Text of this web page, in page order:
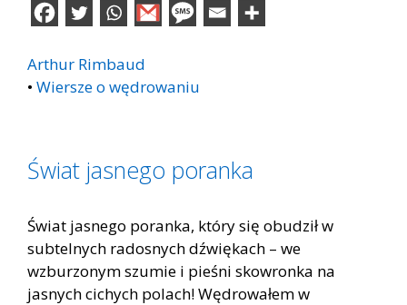
Arthur Rimbaud
• Wiersze o wędrowaniu
Świat jasnego poranka
Świat jasnego poranka, który się obudził w
subtelnych radosnych dźwiękach – we
wzburzonym szumie i pieśni skowronka na
jasnych cichych polach! Wędrowałem w